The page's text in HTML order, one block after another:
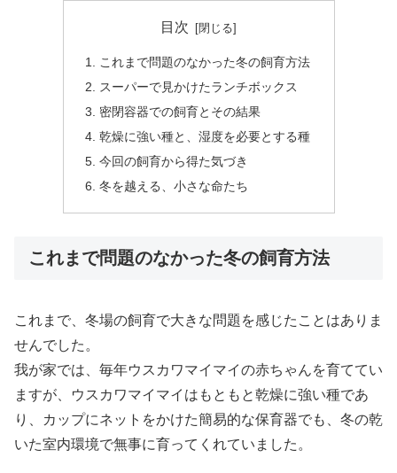
目次
これまで問題のなかった冬の飼育方法
スーパーで見かけたランチボックス
密閉容器での飼育とその結果
乾燥に強い種と、湿度を必要とする種
今回の飼育から得た気づき
冬を越える、小さな命たち
これまで問題のなかった冬の飼育方法
これまで、冬場の飼育で大きな問題を感じたことはありま
せんでした。
我が家では、毎年ウスカワマイマイの赤ちゃんを育ててい
ますが、ウスカワマイマイはもともと乾燥に強い種であ
り、カップにネットをかけた簡易的な保育器でも、冬の乾
いた室内環境で無事に育ってくれていました。